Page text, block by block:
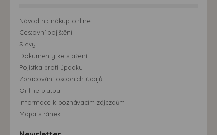
Návod na nákup online
Cestovní pojištění
Slevy
Dokumenty ke stažení
Pojistka proti úpadku
Zpracování osobních údajů
Online platba
Informace k poznávacím zájezdům
Mapa stránek